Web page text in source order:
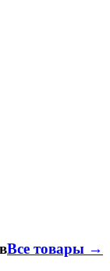
Все товары →